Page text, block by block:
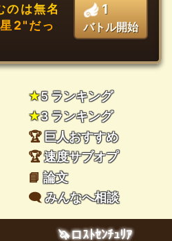
のは無名
2"だっ
1
バトル開始
★5 ランキング
★3 ランキング
🏆巨人おすすめ
🏆速度サブオプ
📘論文
🗨️みんなへ相談
🦄ロｽﾄｾﾝﾁｭﾘｱ